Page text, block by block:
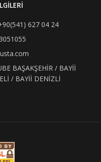
627 04 24
BAŞAKŞEHİR / BAYİİ
/ BAYİİ DENİZLİ